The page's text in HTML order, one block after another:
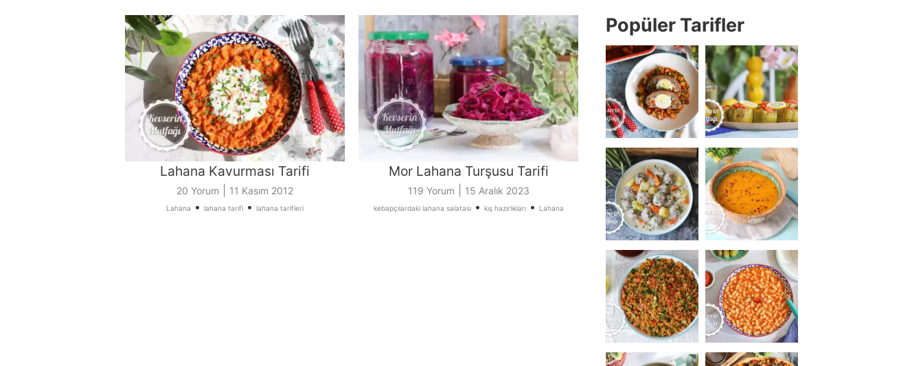
Lahana Kavurması Tarifi
20 Yorum 11 Kasım 2012
Lahana • lahana tarifi • lahana tarifleri
Mor Lahana Turşusu Tarifi
119 Yorum 15 Aralık 2023
kebapçılardaki lahana salatası• kış hazırlıkları• Lahana
Popüler Tarifler